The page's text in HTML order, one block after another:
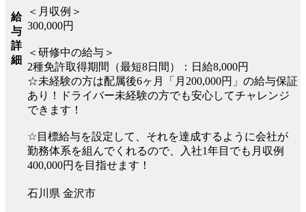
給
与
詳
細
＜月収例＞
300,000円
＜研修中の給与＞
2種免許取得期間（最短8日間）：日給8,000円
☆未経験の方は配属後6ヶ月「月200,000円」の給与保証
あり！ドライバー未経験の方でも安心してチャレンジ
できます！
☆目標給与を設定して、それを達成するように会社が
勤務体系を組んでくれるので、入社1年目でも月収例
400,000円を目指せます！
石川県 金沢市